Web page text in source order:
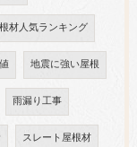
材人気ランキング
地震に強い屋根
雨漏り工事
スレート屋根材